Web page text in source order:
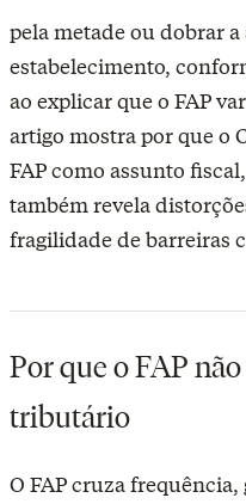
pela metade ou dobrar
estabelecimento,
ao explicar que o FAP
artigo mostra por que o
FAP como assunto
também revela
fragilidade de barreiras
Por que o FAP
tributário
O FAP cruza